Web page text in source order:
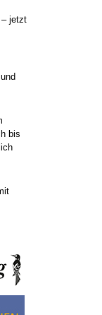
– jetzt
bis